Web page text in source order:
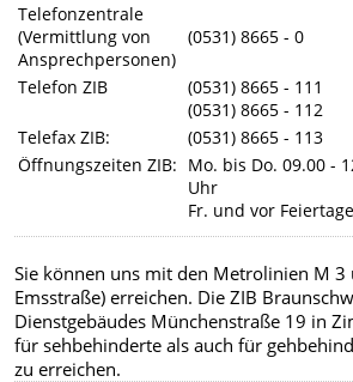
Telefonzentrale
(Vermittlung von
Ansprechpersonen)
(0531) 8665 - 0
Telefon ZIB
(0531) 8665 - 111
(0531) 8665 - 112
Telefax ZIB:
(0531) 8665 - 113
Öffnungszeiten ZIB: Mo. bis Do.09.00 -
Uhr
Fr. und vor
Sie können uns mit den Metrolinien M 3
Emsstraße) erreichen. Die ZIB
Dienstgebäudes Münchenstraße 19 in
für sehbehinderte als auch für
zu erreichen.